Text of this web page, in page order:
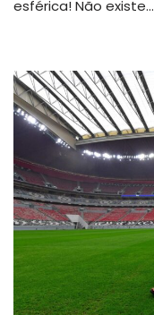
esférica! Não existe…